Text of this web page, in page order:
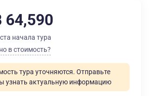
64,590
начала тура
в стоимость?
тура уточняются. Отправьте
узнать актуальную информацию